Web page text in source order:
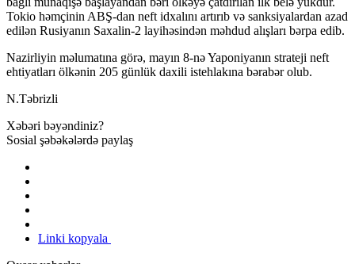
Tokio həmçinin ABŞ-dan neft idxalını artırıb və sanksiyalardan azad
edilən Rusiyanın Saxalin-2 layihəsindən məhdud alışları bərpa edib.
Nazirliyin məlumatına görə, mayın 8-nə Yaponiyanın strateji neft
ehtiyatları ölkənin 205 günlük daxili istehlakına bərabər olub.
N.Təbrizli
Xəbəri bəyəndiniz?
Sosial şəbəkələrdə paylaş
Linki kopyala